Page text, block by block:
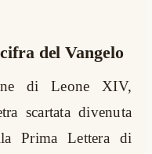
del Vangelo
di Leone XIV,
scartata divenuta
Prima Lettera di